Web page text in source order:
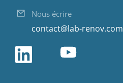
Nous écrire
contact@lab-renov.com